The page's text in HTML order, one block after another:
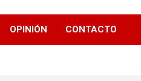
OPINIÓN CONTACTO